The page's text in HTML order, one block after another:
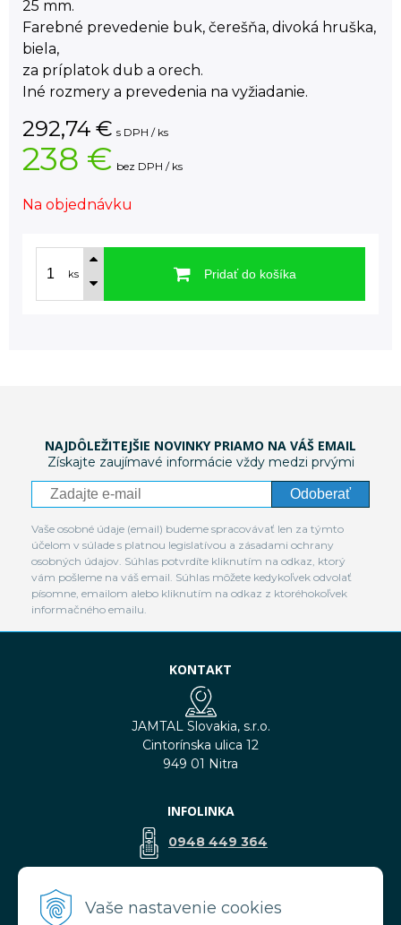
Vaše nastavenie cookies
25 mm.
Farebné prevedenie buk, čerešňa, divoká hruška,
biela,
za príplatok dub a orech.
Iné rozmery a prevedenia na vyžiadanie.
292,74 € s DPH / ks
238 € bez DPH / ks
Na objednávku
ks Pridať do košíka
NAJDÔLEŽITEJŠIE NOVINKY PRIAMO NA VÁŠ EMAIL
Získajte zaujímavé informácie vždy medzi prvými
Odoberať
Vaše osobné údaje (email) budeme spracovávať len za týmto
účelom v súlade s platnou legislatívou a zásadami ochrany
osobných údajov. Súhlas potvrdíte kliknutím na odkaz, ktorý
vám pošleme na váš email. Súhlas môžete kedykoľvek odvolať
písomne, emailom alebo kliknutím na odkaz z ktoréhokoľvek
informačného emailu.
KONTAKT
JAMTAL Slovakia, s.r.o.
Cintorínska ulica 12
949 01 Nitra
INFOLINKA
0948 449 364